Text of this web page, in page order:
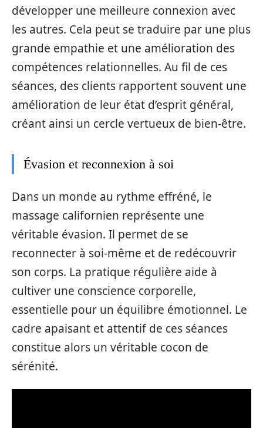
développer une meilleure connexion avec
les autres. Cela peut se traduire par une plus
grande empathie et une amélioration des
compétences relationnelles. Au fil de ces
séances, des clients rapportent souvent une
amélioration de leur état d’esprit général,
créant ainsi un cercle vertueux de bien-être.
Évasion et reconnexion à soi
Dans un monde au rythme effréné, le
massage californien représente une
véritable évasion. Il permet de se
reconnecter à soi-même et de redécouvrir
son corps. La pratique régulière aide à
cultiver une conscience corporelle,
essentielle pour un équilibre émotionnel. Le
cadre apaisant et attentif de ces séances
constitue alors un véritable cocon de
sérénité.